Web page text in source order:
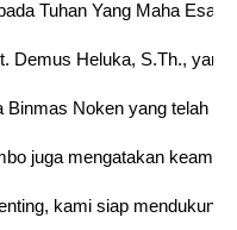
Tuhan Yang Maha Esa
Demus Heluka, S.Th.,
Noken yang telah
juga mengatakan
kami siap